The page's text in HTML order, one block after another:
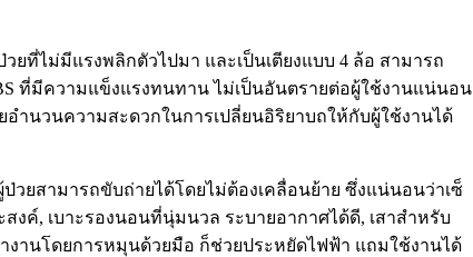
ยที่ไม่มีแรงพลิกตัวไปมา และเป็นเตียงแบบ 4 ล้อ สามารถ
ที่มีความแข็งแรงทนทาน ไม่เป็นอันตรายต่อผู้ใช้งานแน่นอน
ำนวนความสะดวกในการเปลี่ยนอิริยาบถให้กับผู้ใช้งานได้
วยสามารถขับถ่ายได้โดยไม่ต้องเคลื่อนย้าย ซึ่งแน่นอนว่าเซ็
งค์, เบาะรองนอนที่นุ่มนวล ระบายอากาศได้ดี, เสาสำหรับ
านโดยการหมุนด้วยมือ ก็ช่วยประหยัดไฟฟ้า แถมใช้งานได้